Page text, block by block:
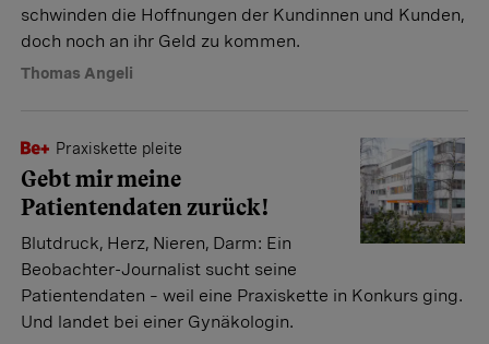
schwinden die Hoffnungen der Kundinnen und Kunden,
doch noch an ihr Geld zu kommen.
Thomas Angeli
Praxiskette pleite
Gebt mir meine
Patientendaten zurück!
Blutdruck, Herz, Nieren, Darm: Ein
Beobachter-Journalist sucht seine
Patientendaten – weil eine Praxiskette in Konkurs ging.
Und landet bei einer Gynäkologin.